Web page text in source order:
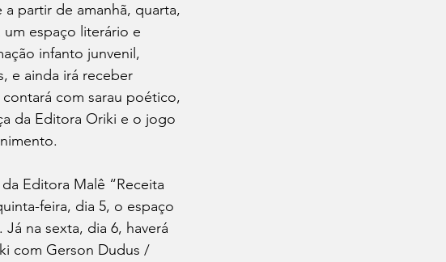
a partir de amanhã, quarta,
um espaço literário e
infanto junvenil,
e ainda irá receber
com sarau poético,
da Editora Oriki e o jogo
Editora Malê “Receita
feira, dia 5, o espaço
na sexta, dia 6, haverá
com Gerson Dudus /